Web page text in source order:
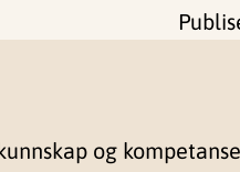
og